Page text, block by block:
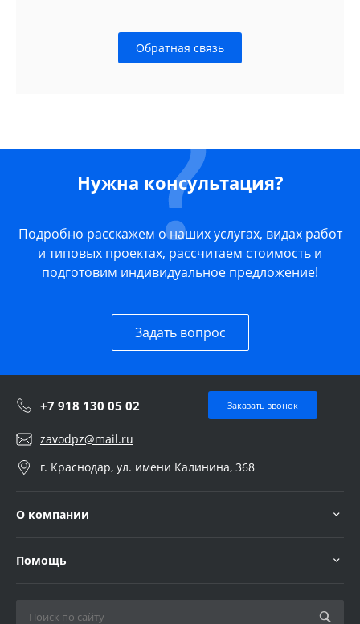
Обратная связь
Нужна консультация?
Подробно расскажем о наших услугах, видах работ
и типовых проектах, рассчитаем стоимость и
подготовим индивидуальное предложение!
Задать вопрос
+7 918 130 05 02 Заказать звонок
zavodpz@mail.ru
г. Краснодар, ул. имени Калинина, 368
О компании
Помощь